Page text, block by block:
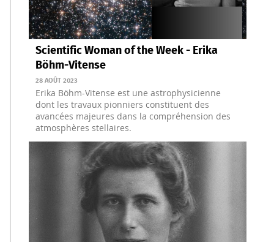
Scientific Woman of the Week - Erika
Böhm-Vitense
28 AOÛT 2023
Erika Böhm-Vitense est une astrophysicienne
dont les travaux pionniers constituent des
avancées majeures dans la compréhension des
atmosphères stellaires.